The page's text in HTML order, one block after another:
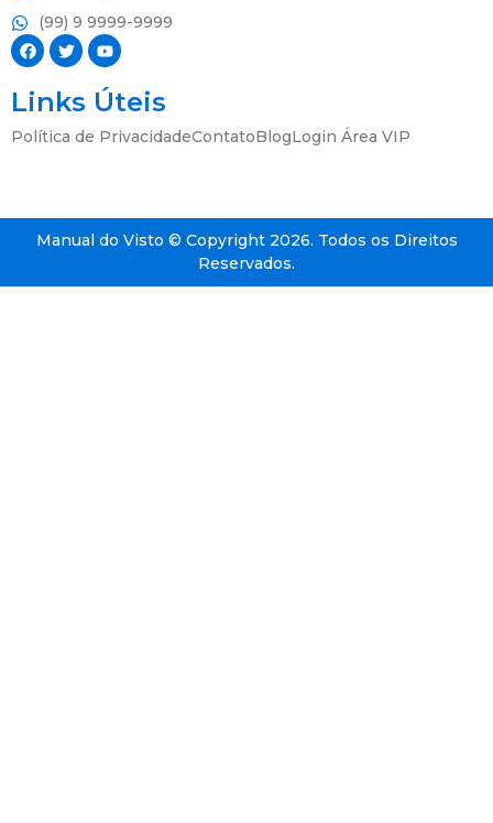
(99) 9 9999-9999
Links Úteis
Política de PrivacidadeContatoBlogLogin Área VIP
Manual do Visto © Copyright 2026. Todos os Direitos
Reservados.